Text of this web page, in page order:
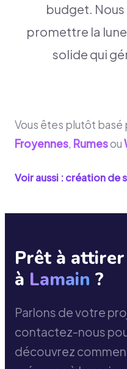
budget. Nous
promettre la
solide qui
Vous êtes plutôt basé
Froyennes, Rumesou
Voir aussi : création de
Prêt à
à Lamain ?
Parlons de votre
contactez-nous
découvrez